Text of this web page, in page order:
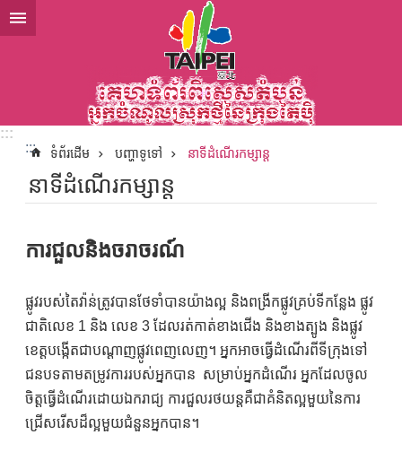
ទៅកាន់មាតិកាប្លុកមាតិកាសំខាន់
:::
:::
ទំព័រដើម បញ្ហាទូទៅ នាទីដំណើរកម្សាន្ត
នាទីដំណើរកម្សាន្ត
ការជួលនិងចរាចរណ៍
ផ្លូវរបស់តៃវ៉ាន់ត្រូវបានថែទាំបានយ៉ាងល្អ និងពង្រីកផ្លូវគ្រប់ទីកន្លែង ផ្លូវ
ជាតិលេខ 1 និង លេខ 3 ដែលរត់កាត់ខាងជើង និងខាងត្បូង និងផ្លូវ
ខេត្តបង្កើតជាបណ្តាញផ្លូវពេញលេញ។ អ្នកអាចធ្វើដំណើរពីទីក្រុងទៅ
ជនបទតាមតម្រូវការរបស់អ្នកបាន សម្រាប់អ្នកដំណើរ អ្នកដែលចូល
ចិត្តធ្វើដំណើរដោយឯករាជ្យ ការជួលរថយន្តគឺជាគំនិតល្អមួយនៃការ
ជ្រើសរើសដ៏ល្អមួយជំនួនអ្នកបាន។